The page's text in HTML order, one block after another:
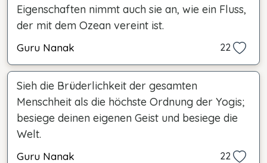
Eigenschaften nimmt auch sie an, wie ein Fluss,
der mit dem Ozean vereint ist.
Guru Nanak 22
Sieh die Brüderlichkeit der gesamten
Menschheit als die höchste Ordnung der Yogis;
besiege deinen eigenen Geist und besiege die
Welt.
Guru Nanak 22